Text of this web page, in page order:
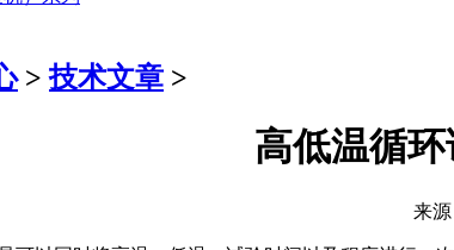
>技术文章 >
高低温循
来源